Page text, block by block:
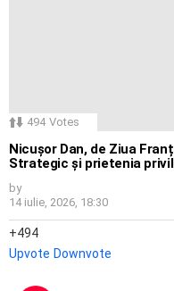
494 Votes
Nicușor Dan, de Ziua
Strategic și prietenia
by
14 iulie, 2026, 18:30
494
Upvote Downvote